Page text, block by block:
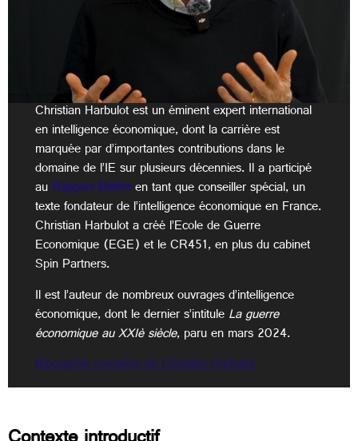
Christian Harbulot est un éminent expert international
en intelligence économique, dont la carrière est
marquée par d’importantes contributions dans le
domaine de l’IE sur plusieurs décennies. Il a participé
auRapport Martreen tant que conseiller spécial, un
texte fondateur de l’intelligence économique en France.
Christian Harbulot a créé l’Ecole de Guerre
Economique (EGE) et le CR451, en plus du cabinet
Spin Partners.
Il est l’auteur de nombreux ouvrages d’intelligence
économique, dont le dernier s’intituleLa guerre
économique au XXIè siècle, paru en mars 2024.
Biographie complète de Christian Harbulot